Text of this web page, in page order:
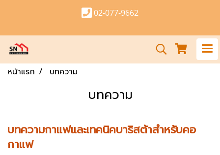
02-077-9662
หน้าแรก บทความ
บทความ
บทความกาแฟและเทคนิคบาริสต้าสำหรับคอ
กาแฟ